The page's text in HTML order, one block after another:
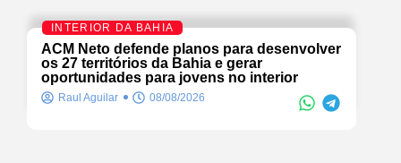
INTERIOR DA BAHIA
ACM Neto defende planos para desenvolver
os 27 territórios da Bahia e gerar
oportunidades para jovens no interior
Raul Aguilar 08/08/2026